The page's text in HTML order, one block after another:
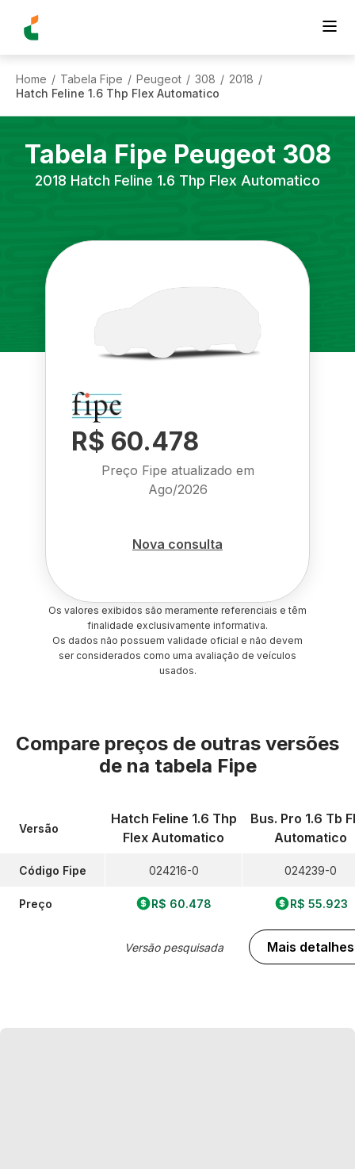
Home / Tabela Fipe / Peugeot / 308 / 2018 /
Hatch Feline 1.6 Thp Flex Automatico
Tabela Fipe Peugeot 308
2018 Hatch Feline 1.6 Thp Flex Automatico
R$ 60.478
Preço Fipe atualizado em
Ago/2026
Nova consulta
Os valores exibidos são meramente referenciais e têm
finalidade exclusivamente informativa.
Os dados não possuem validade oficial e não devem
ser considerados como uma avaliação de veículos
usados.
Compare preços de outras versões
de na tabela Fipe
Versão
Código Fipe
Preço
Hatch Feline 1.6 Thp
Flex Automatico
024216-0
R$ 60.478
Versão pesquisada
Bus. Pro 1.6 Tb
Automatico
024239-0
R$ 55.923
Mais detalhes